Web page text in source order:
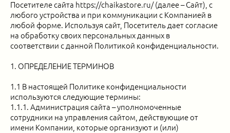
Посетителе сайта https://chaikastore.ru/ (далее – Сайт), с
любого устройства и при коммуникации с Компанией в
любой форме. Используя сайт, Посетитель дает согласие
на обработку своих персональных данных в
соответствии с данной Политикой конфиденциальности.
1. ОПРЕДЕЛЕНИЕ ТЕРМИНОВ
1.1 В настоящей Политике конфиденциальности
используются следующие термины:
1.1.1. Администрация сайта – уполномоченные
сотрудники на управления сайтом, действующие от
имени Компании, которые организуют и (или)